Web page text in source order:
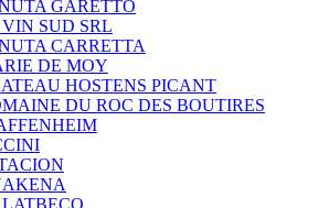
GARETTO
SUD SRL
CARRETTA
DE MOY
HOSTENS PICANT
DU ROC DES BOUTIRES